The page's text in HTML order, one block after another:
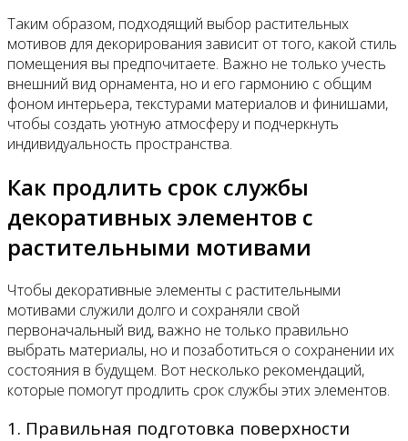
Таким образом, подходящий выбор растительных
мотивов для декорирования зависит от того, какой стиль
помещения вы предпочитаете. Важно не только учесть
внешний вид орнамента, но и его гармонию с общим
фоном интерьера, текстурами материалов и финишами,
чтобы создать уютную атмосферу и подчеркнуть
индивидуальность пространства.
Как продлить срок службы
декоративных элементов с
растительными мотивами
Чтобы декоративные элементы с растительными
мотивами служили долго и сохраняли свой
первоначальный вид, важно не только правильно
выбрать материалы, но и позаботиться о сохранении их
состояния в будущем. Вот несколько рекомендаций,
которые помогут продлить срок службы этих элементов.
1. Правильная подготовка поверхности